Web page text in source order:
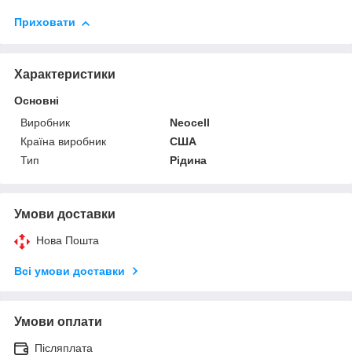
Приховати
Характеристики
Основні
Виробник
Neocell
Країна виробник
США
Тип
Рідина
Умови доставки
Нова Пошта
Всі умови доставки
Умови оплати
Післяплата